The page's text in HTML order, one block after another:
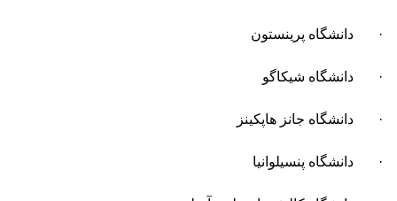
· دانشگاه پرینستون
· دانشگاه شیکاگو
· دانشگاه جانز هاپکینز
· دانشگاه پنسیلوانیا